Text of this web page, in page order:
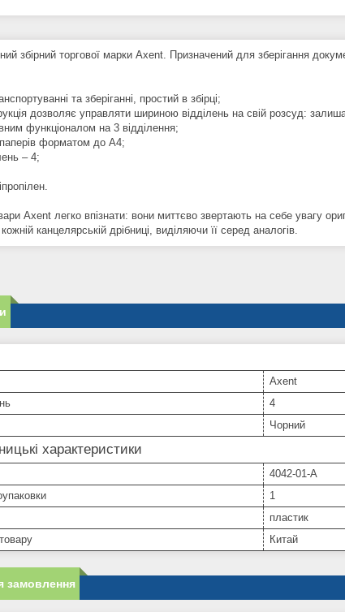
збірний торгової марки Axent. Призначений для зберігання
та зберіганні, простий в збірці;
дозволяє управляти шириною відділень на свій розсуд:
функціоналом на 3 відділення;
форматом до А4;
– 4;
Axent легко впізнати: вони миттєво звертають на себе увагу
канцелярській дрібниці, виділяючи її серед аналогів.
Axent
4
Чорний
характеристики
4042-01-A
1
пластик
Китай
замовлення